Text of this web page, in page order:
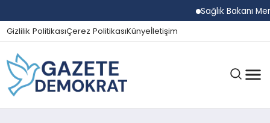
Sağlık Bakanı
Gizlilik PolitikasıÇerez PolitikasıKünyeİletişim